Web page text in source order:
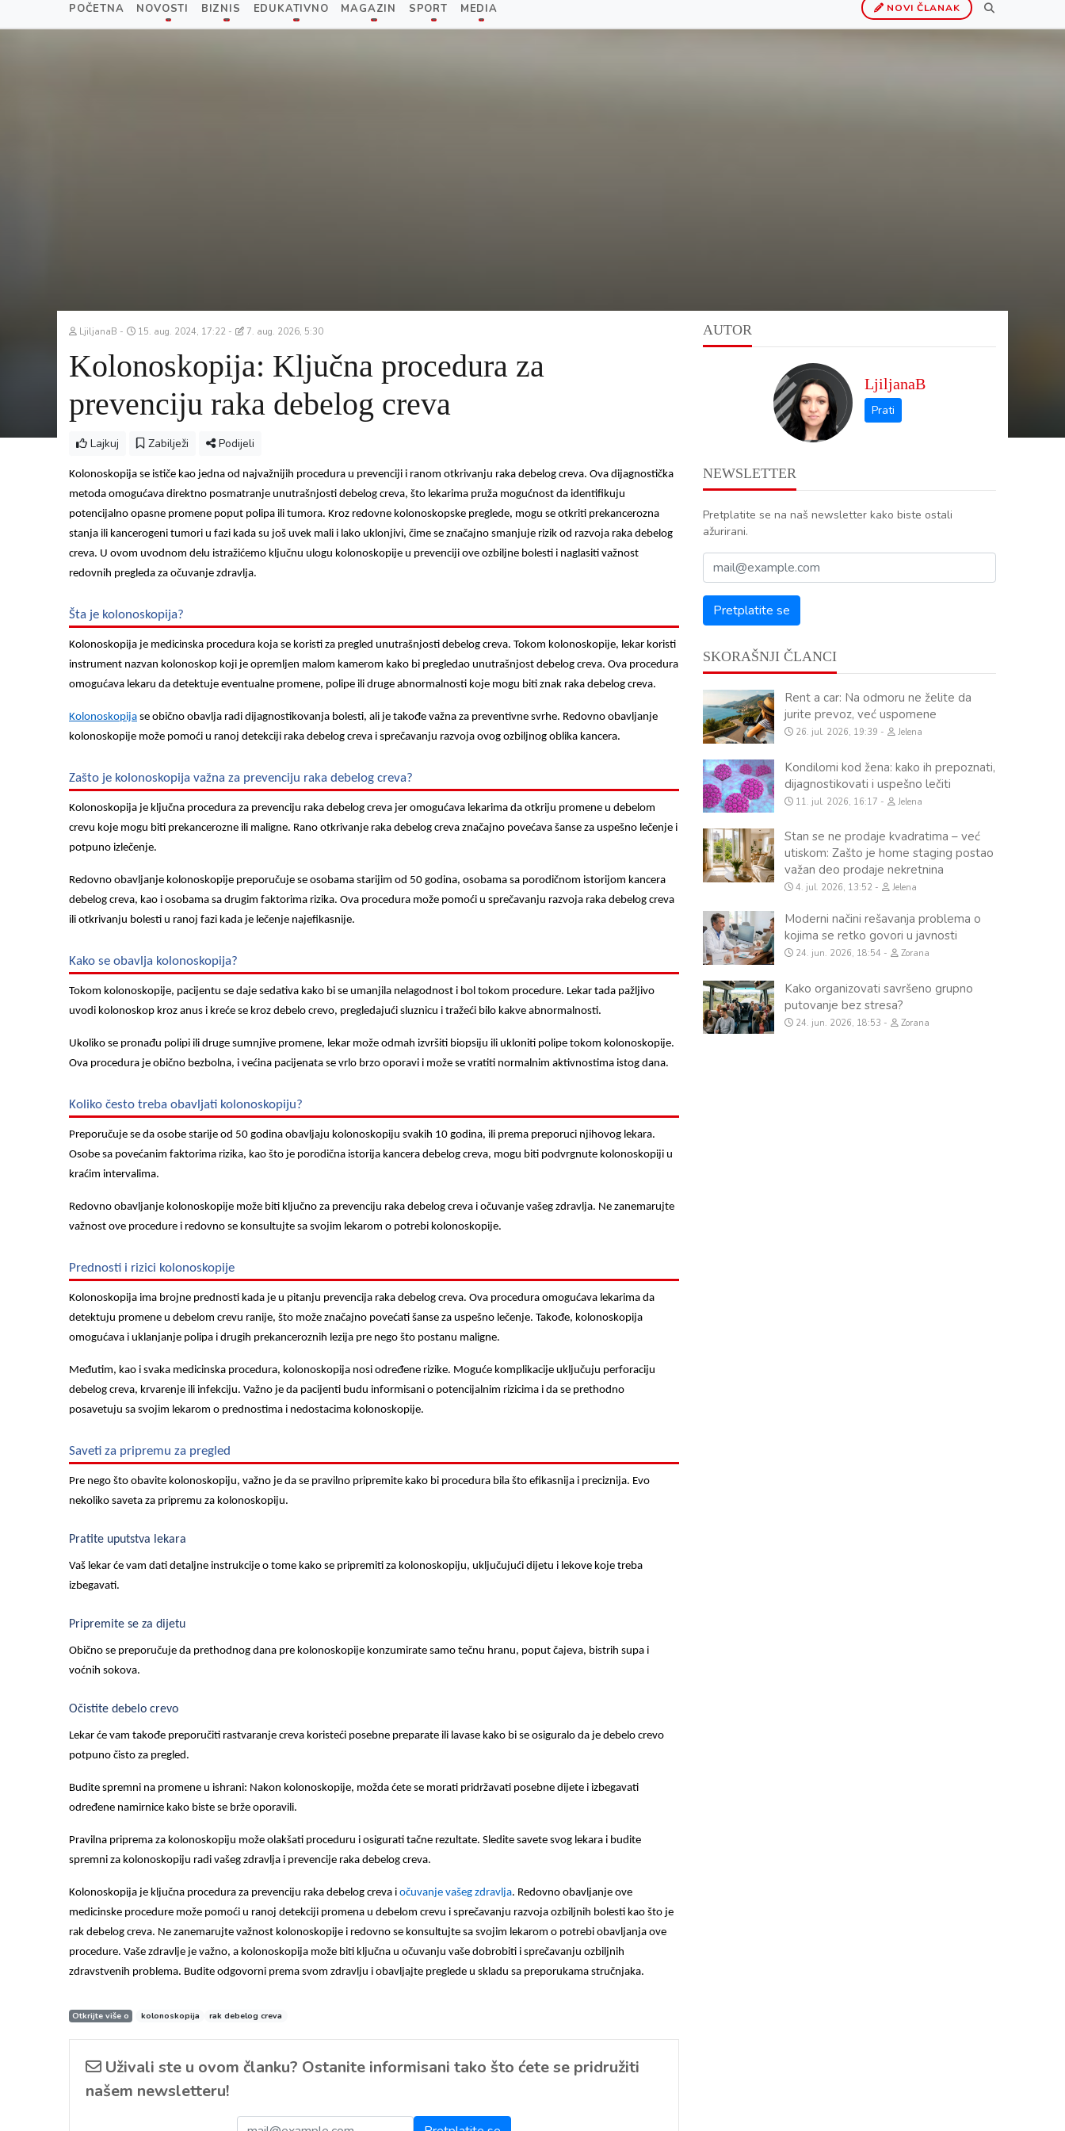
POČETNA NOVOSTI BIZNIS EDUKATIVNO MAGAZIN SPORT MEDIA NOVI ČLANAK
LjiljanaB 15. aug. 2024, 17:22 7. aug. 2026, 5:30
Kolonoskopija: Ključna procedura za
prevenciju raka debelog creva
Lajkuj Zabilježi Podijeli
Kolonoskopija se ističe kao jedna od najvažnijih procedura u prevenciji i ranom otkrivanju raka debelog creva. Ova dijagnostička
metoda omogućava direktno posmatranje unutrašnjosti debelog creva, što lekarima pruža mogućnost da identifikuju
potencijalno opasne promene poput polipa ili tumora. Kroz redovne kolonoskopske preglede, mogu se otkriti prekancerozna
stanja ili kancerogeni tumori u fazi kada su još uvek mali i lako uklonjivi, čime se značajno smanjuje rizik od razvoja raka debelog
creva. U ovom uvodnom delu istražićemo ključnu ulogu kolonoskopije u prevenciji ove ozbiljne bolesti i naglasiti važnost
redovnih pregleda za očuvanje zdravlja.
Šta je kolonoskopija?
Kolonoskopija je medicinska procedura koja se koristi za pregled unutrašnjosti debelog creva. Tokom kolonoskopije, lekar koristi
instrument nazvan kolonoskop koji je opremljen malom kamerom kako bi pregledao unutrašnjost debelog creva. Ova procedura
omogućava lekaru da detektuje eventualne promene, polipe ili druge abnormalnosti koje mogu biti znak raka debelog creva.
Kolonoskopija se obično obavlja radi dijagnostikovanja bolesti, ali je takođe važna za preventivne svrhe. Redovno obavljanje
kolonoskopije može pomoći u ranoj detekciji raka debelog creva i sprečavanju razvoja ovog ozbiljnog oblika kancera.
Zašto je kolonoskopija važna za prevenciju raka debelog creva?
Kolonoskopija je ključna procedura za prevenciju raka debelog creva jer omogućava lekarima da otkriju promene u debelom
crevu koje mogu biti prekancerozne ili maligne. Rano otkrivanje raka debelog creva značajno povećava šanse za uspešno lečenje i
potpuno izlečenje.
Redovno obavljanje kolonoskopije preporučuje se osobama starijim od 50 godina, osobama sa porodičnom istorijom kancera
debelog creva, kao i osobama sa drugim faktorima rizika. Ova procedura može pomoći u sprečavanju razvoja raka debelog creva
ili otkrivanju bolesti u ranoj fazi kada je lečenje najefikasnije.
Kako se obavlja kolonoskopija?
Tokom kolonoskopije, pacijentu se daje sedativa kako bi se umanjila nelagodnost i bol tokom procedure. Lekar tada pažljivo
uvodi kolonoskop kroz anus i kreće se kroz debelo crevo, pregledajući sluznicu i tražeći bilo kakve abnormalnosti.
Ukoliko se pronađu polipi ili druge sumnjive promene, lekar može odmah izvršiti biopsiju ili ukloniti polipe tokom kolonoskopije.
Ova procedura je obično bezbolna, i većina pacijenata se vrlo brzo oporavi i može se vratiti normalnim aktivnostima istog dana.
Koliko često treba obavljati kolonoskopiju?
Preporučuje se da osobe starije od 50 godina obavljaju kolonoskopiju svakih 10 godina, ili prema preporuci njihovog lekara.
Osobe sa povećanim faktorima rizika, kao što je porodična istorija kancera debelog creva, mogu biti podvrgnute kolonoskopiji u
kraćim intervalima.
Redovno obavljanje kolonoskopije može biti ključno za prevenciju raka debelog creva i očuvanje vašeg zdravlja. Ne zanemarujte
važnost ove procedure i redovno se konsultujte sa svojim lekarom o potrebi kolonoskopije.
Prednosti i rizici kolonoskopije
Kolonoskopija ima brojne prednosti kada je u pitanju prevencija raka debelog creva. Ova procedura omogućava lekarima da
detektuju promene u debelom crevu ranije, što može značajno povećati šanse za uspešno lečenje. Takođe, kolonoskopija
omogućava i uklanjanje polipa i drugih prekanceroznih lezija pre nego što postanu maligne.
Međutim, kao i svaka medicinska procedura, kolonoskopija nosi određene rizike. Moguće komplikacije uključuju perforaciju
debelog creva, krvarenje ili infekciju. Važno je da pacijenti budu informisani o potencijalnim rizicima i da se prethodno
posavetuju sa svojim lekarom o prednostima i nedostacima kolonoskopije.
Saveti za pripremu za pregled
Pre nego što obavite kolonoskopiju, važno je da se pravilno pripremite kako bi procedura bila što efikasnija i preciznija. Evo
nekoliko saveta za pripremu za kolonoskopiju.
Pratite uputstva lekara
Vaš lekar će vam dati detaljne instrukcije o tome kako se pripremiti za kolonoskopiju, uključujući dijetu i lekove koje treba
izbegavati.
Pripremite se za dijetu
Obično se preporučuje da prethodnog dana pre kolonoskopije konzumirate samo tečnu hranu, poput čajeva, bistrih supa i
voćnih sokova.
Očistite debelo crevo
Lekar će vam takođe preporučiti rastvaranje creva koristeći posebne preparate ili lavase kako bi se osiguralo da je debelo crevo
potpuno čisto za pregled.
Budite spremni na promene u ishrani: Nakon kolonoskopije, možda ćete se morati pridržavati posebne dijete i izbegavati
određene namirnice kako biste se brže oporavili.
Pravilna priprema za kolonoskopiju može olakšati proceduru i osigurati tačne rezultate. Sledite savete svog lekara i budite
spremni za kolonoskopiju radi vašeg zdravlja i prevencije raka debelog creva.
Kolonoskopija je ključna procedura za prevenciju raka debelog creva i očuvanje vašeg zdravlja. Redovno obavljanje ove
medicinske procedure može pomoći u ranoj detekciji promena u debelom crevu i sprečavanju razvoja ozbiljnih bolesti kao što je
rak debelog creva. Ne zanemarujte važnost kolonoskopije i redovno se konsultujte sa svojim lekarom o potrebi obavljanja ove
procedure. Vaše zdravlje je važno, a kolonoskopija može biti ključna u očuvanju vaše dobrobiti i sprečavanju ozbiljnih
zdravstvenih problema. Budite odgovorni prema svom zdravlju i obavljajte preglede u skladu sa preporukama stručnjaka.
Otkrijte više o kolonoskopija rak debelog creva
Uživali ste u ovom članku? Ostanite informisani tako što ćete se pridružiti
našem newsletteru!
AUTOR
LjiljanaB
NEWSLETTER
Pretplatite se na naš newsletter kako biste ostali
ažurirani.
SKORAŠNJI ČLANCI
Rent a car: Na odmoru ne želite da
jurite prevoz, već uspomene
26. jul. 2026, 19:39 Jelena
Kondilomi kod žena: kako ih prepoznati,
dijagnostikovati i uspešno lečiti
11. jul. 2026, 16:17 Jelena
Stan se ne prodaje kvadratima – već
utiskom: Zašto je home staging postao
važan deo prodaje nekretnina
4. jul. 2026, 13:52 Jelena
Moderni načini rešavanja problema o
kojima se retko govori u javnosti
24. jun. 2026, 18:54 Zorana
Kako organizovati savršeno grupno
putovanje bez stresa?
24. jun. 2026, 18:53 Zorana